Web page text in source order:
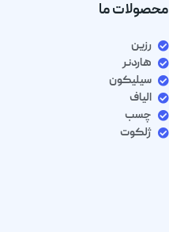
محصولات ما
رزین
هاردنر
سیلیکون
الیاف
چسب
ژلکوت